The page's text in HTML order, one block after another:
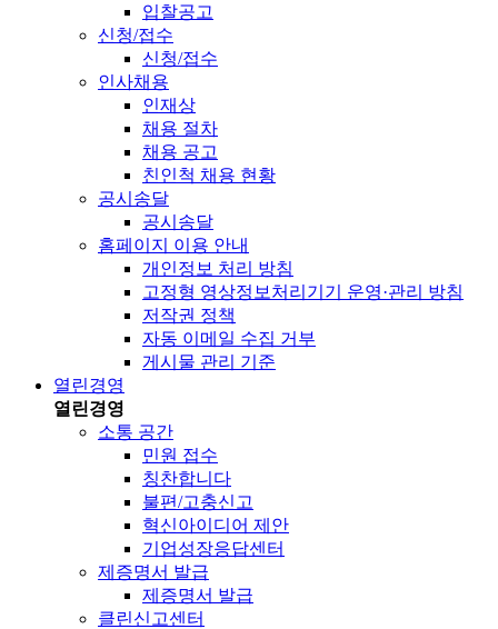
입찰공고
신청/접수
신청/접수
인사채용
인재상
채용 절차
채용 공고
친인척 채용 현황
공시송달
공시송달
홈페이지 이용 안내
개인정보 처리 방침
고정형 영상정보처리기기 운영·관리 방침
저작권 정책
자동 이메일 수집 거부
게시물 관리 기준
열린경영
열린경영
소통 공간
민원 접수
칭찬합니다
불편/고충신고
혁신아이디어 제안
기업성장응답센터
제증명서 발급
제증명서 발급
클린신고센터